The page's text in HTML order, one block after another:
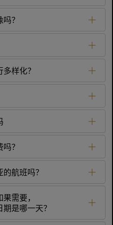
？
样化？
？
航班吗？
需要，
是哪一天？